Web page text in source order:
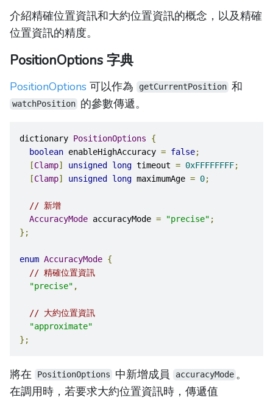
介紹精確位置資訊和大約位置資訊的概念，以及精確
位置資訊的精度。
PositionOptions 字典
PositionOptions 可以作為 getCurrentPosition 和
watchPosition 的參數傳遞。
dictionary PositionOptions
{
boolean enableHighAccuracy = false;
[Clamp] unsigned long timeout = 0xFFFFFFFF;
[Clamp] unsigned long maximumAge = 0;
// 新增
AccuracyMode accuracyMode = "precise" ;
};
enum AccuracyMode {
// 精確位置資訊
"precise" ,
// 大約位置資訊
"approximate"
};
將在 PositionOptions 中新增成員 accuracyMode 。
在調用時，若要求大約位置資訊時，傳遞值